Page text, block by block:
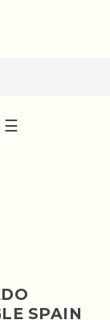
—
31.
☰
SPAIN